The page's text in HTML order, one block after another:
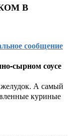
В
сообщение
сырном соусе
А самый
куриные